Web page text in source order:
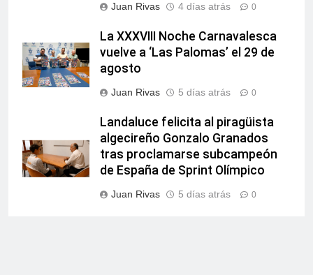
Juan Rivas 4 días atrás 0
La XXXVIII Noche Carnavalesca
vuelve a ‘Las Palomas’ el 29 de
agosto
Juan Rivas 5 días atrás 0
Landaluce felicita al piragüista
algecireño Gonzalo Granados
tras proclamarse subcampeón
de España de Sprint Olímpico
Juan Rivas 5 días atrás 0